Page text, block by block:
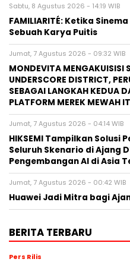
Sabtu, 8 Agustus 2026 - 14:19 WIB
FAMILIARITÉ: Ketika
Sebuah Karya Puitis
Jumat, 7 Agustus 2026 - 09:32 WIB
MONDEVITA MENGAKUISISI
UNDERSCORE DISTRICT,
SEBAGAI LANGKAH KEDUA
PLATFORM MEREK MEWAH
Jumat, 7 Agustus 2026 - 04:14 WIB
HIKSEMI Tampilkan Solusi
Seluruh Skenario di Ajang
Pengembangan AI di Asia
Jumat, 7 Agustus 2026 - 00:42 WIB
Huawei Jadi Mitra bagi
BERITA TERBARU
Pers Rilis